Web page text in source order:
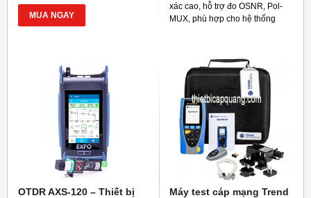
MUA NGAY
xác cao, hỗ trợ đo OSNR, Pol-
MUX, phù hợp cho hệ thống
OTDR AXS-120 – Thiết bị
Máy test cáp mạng Trend